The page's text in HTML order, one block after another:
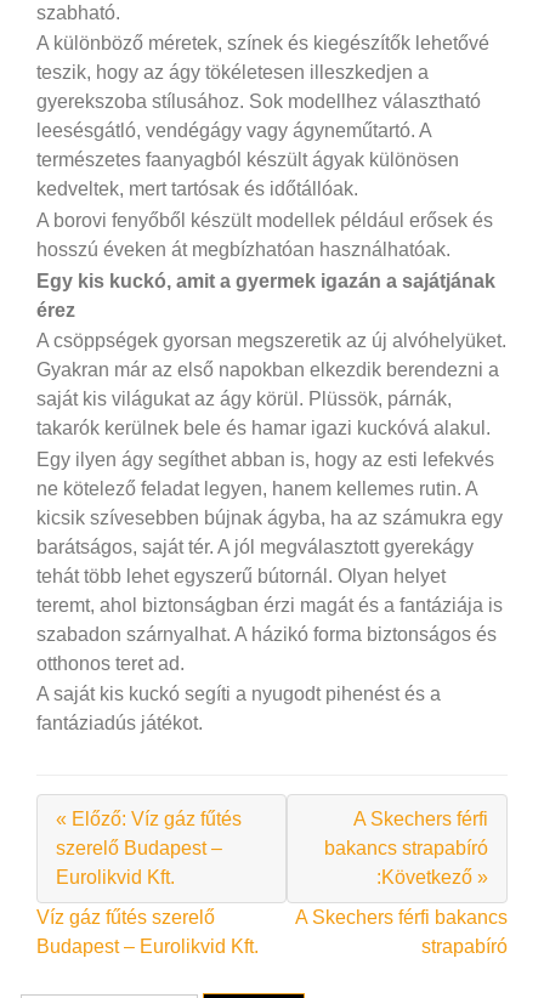
szabható.
A különböző méretek, színek és kiegészítők lehetővé
teszik, hogy az ágy tökéletesen illeszkedjen a
gyerekszoba stílusához. Sok modellhez választható
leesésgátló, vendégágy vagy ágyneműtartó. A
természetes faanyagból készült ágyak különösen
kedveltek, mert tartósak és időtállóak.
A borovi fenyőből készült modellek például erősek és
hosszú éveken át megbízhatóan használhatóak.
Egy kis kuckó, amit a gyermek igazán a sajátjának
érez
A csöppségek gyorsan megszeretik az új alvóhelyüket.
Gyakran már az első napokban elkezdik berendezni a
saját kis világukat az ágy körül. Plüssök, párnák,
takarók kerülnek bele és hamar igazi kuckóvá alakul.
Egy ilyen ágy segíthet abban is, hogy az esti lefekvés
ne kötelező feladat legyen, hanem kellemes rutin. A
kicsik szívesebben bújnak ágyba, ha az számukra egy
barátságos, saját tér. A jól megválasztott gyerekágy
tehát több lehet egyszerű bútornál. Olyan helyet
teremt, ahol biztonságban érzi magát és a fantáziája is
szabadon szárnyalhat. A házikó forma biztonságos és
otthonos teret ad.
A saját kis kuckó segíti a nyugodt pihenést és a
fantáziadús játékot.
« Előző: Víz gáz fűtés
szerelő Budapest –
Eurolikvid Kft.
A Skechers férfi
bakancs strapabíró
:Következő »
Bejegyzés
navigáció
Víz gáz fűtés szerelő
Budapest – Eurolikvid Kft.
A Skechers férfi bakancs
strapabíró